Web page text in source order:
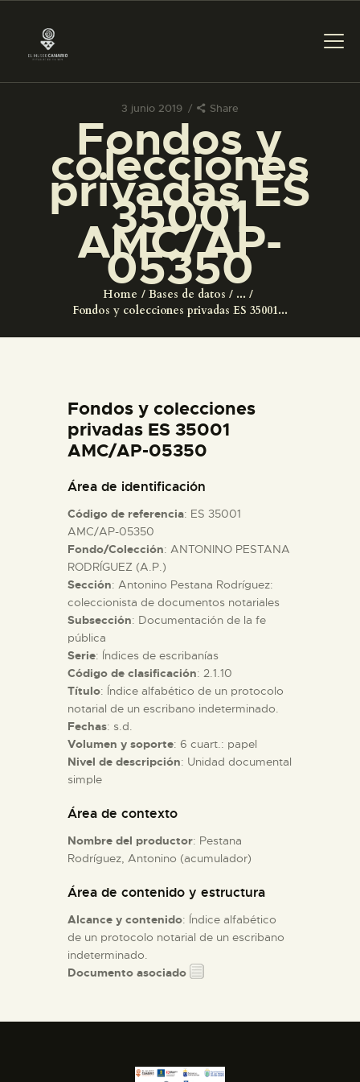
3 junio 2019 Share
Fondos y
colecciones
privadas ES
35001
AMC/AP-
05350
Home Bases de datos
...
Fondos y colecciones privadas ES 35001...
PREPARAR LA VISITA
ACTIVIDADES
█
EL MUSEO
ESPAÑOL
ACTIVIDADES
█
EL MUSEO
COLECCIONES
DIDÁCTICA
ESPAÑOL
Fondos y colecciones
privadas ES 35001
AMC/AP-05350
Área de identificación
Código de referencia: ES 35001
AMC/AP-05350
Fondo/Colección: ANTONINO PESTANA
RODRÍGUEZ (A.P.)
Sección: Antonino Pestana Rodríguez:
coleccionista de documentos notariales
Subsección: Documentación de la fe
pública
Serie: Índices de escribanías
Código de clasificación: 2.1.10
Título: Índice alfabético de un protocolo
notarial de un escribano indeterminado.
Fechas: s.d.
Volumen y soporte: 6 cuart.: papel
Nivel de descripción: Unidad documental
simple
Área de contexto
Nombre del productor: Pestana
Rodríguez, Antonino (acumulador)
Área de contenido y estructura
Alcance y contenido: Índice alfabético
de un protocolo notarial de un escribano
indeterminado.
Documento asociado